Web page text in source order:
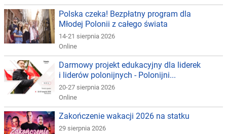
Polska czeka! Bezpłatny program dla
Młodej Polonii z całego świata
14-21 sierpnia 2026
Online
Darmowy projekt edukacyjny dla liderek
i liderów polonijnych - Polonijni...
20-27 sierpnia 2026
Online
Zakończenie wakacji 2026 na statku
29 sierpnia 2026